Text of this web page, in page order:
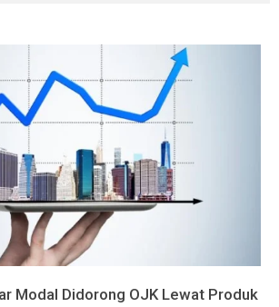
Modal Didorong OJK Lewat Produk